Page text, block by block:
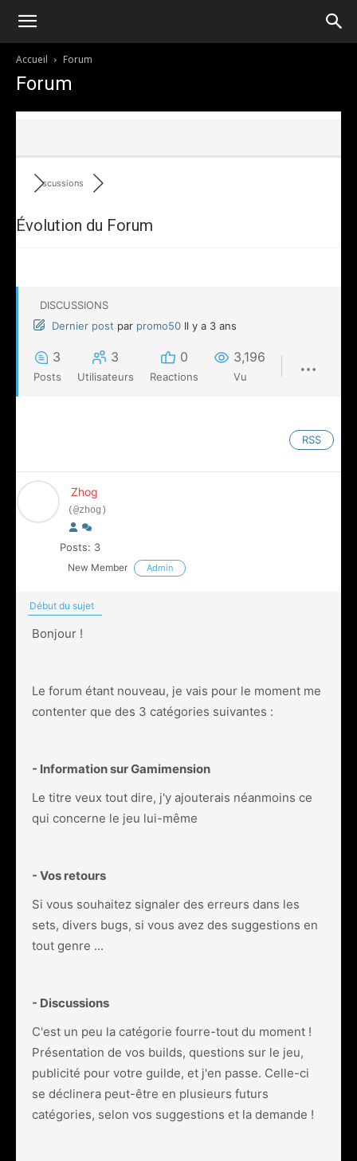
Accueil Forum
Forum
Discussions
Évolution du Forum
DISCUSSIONS
Dernier post par promo50 Il y a 3 ans
3
Posts
3
Utilisateurs
0
Reactions
3,196
Vu
RSS
Zhog
(@zhog)
Posts: 3
New Member Admin
Début du sujet
Bonjour !
Le forum étant nouveau, je vais pour le moment me
contenter que des 3 catégories suivantes :
- Information sur Gamimension
Le titre veux tout dire, j'y ajouterais néanmoins ce
qui concerne le jeu lui-même
- Vos retours
Si vous souhaitez signaler des erreurs dans les
sets, divers bugs, si vous avez des suggestions en
tout genre ...
- Discussions
C'est un peu la catégorie fourre-tout du moment !
Présentation de vos builds, questions sur le jeu,
publicité pour votre guilde, et j'en passe. Celle-ci
se déclinera peut-être en plusieurs futurs
catégories, selon vos suggestions et la demande !